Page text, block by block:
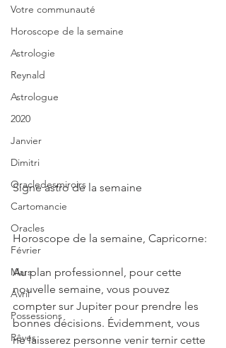
Votre communauté
Horoscope de la semaine
Astrologie
Reynald
Astrologue
2020
Janvier
Dimitri
Oracledesmiroirs
Cartomancie
Oracles
Février
Mars
Avril
Possessions
Rêves
Signe astro de la semaine
Horoscope de la semaine, Capricorne:
Au plan professionnel, pour cette
nouvelle semaine, vous pouvez
compter sur Jupiter pour prendre les
bonnes décisions. Évidemment, vous
ne laisserez personne venir ternir cette